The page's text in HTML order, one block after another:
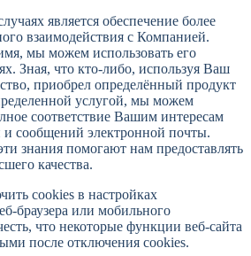
является обеспечение более
взаимодействия с Компанией.
мы можем использовать его
Зная, что кто-либо, используя Ваш
приобрел определённый продукт
услугой, мы можем
соответствие Вашим интересам
сообщений электронной почты.
знания помогают нам предоставлять
качества.
cookies в настройках
браузера или мобильного
что некоторые функции веб-сайта
после отключения cookies.